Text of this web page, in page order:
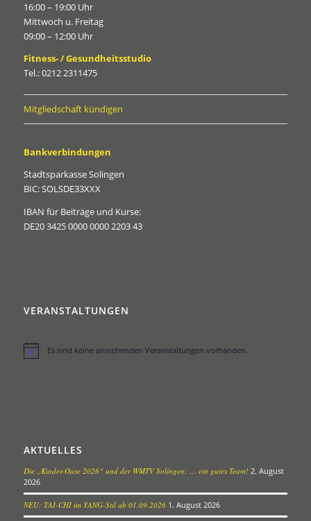
16:00 – 19:00 Uhr
Mittwoch u. Freitag
09:00 – 12:00 Uhr
Fitness- / Gesundheitsstudio
Tel.: 0212 2311475
Mitgliedschaft kündigen
Bankverbindungen
Stadtsparkasse Solingen
BIC: SOLSDE33XXX
IBAN für Beiträge und Kurse:
DE20 3425 0000 0000 2203 43
VERANSTALTUNGEN
HinweisEs sind keine anstehenden Veranstaltungen vorhanden.
AKTUELLES
Die „Kinder-Oase 2026“ und der WMTV Solingen: … ein gutes Team! 2. August
2026
NEU: TAI-CHI im YANG-Stil ab 01.09.2026 1. August 2026